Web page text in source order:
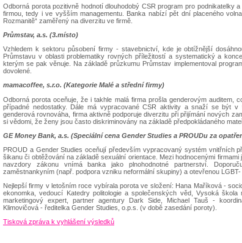
Odborná porota pozitivně hodnotí dlouhodobý CSR program pro
firmou, tedy i ve vyšším managementu. Banka nabízí pět dní placeného
Rozmanitě“ zaměřený na diverzitu ve firmě.
Průmstav, a.s. (3.místo)
Vzhledem k sektoru působení firmy - stavebnictví, kde je obtížnější
Průmstavu v oblasti problematiky rovných příležitostí a systematický a
kterým se pak věnuje. Na základě průzkumu Průmstav implementoval
dovolené.
mamacoffee, s.r.o. (Kategorie Malé a střední firmy)
Odborná porota oceňuje, že i takhle malá firma prošla genderovým
případné nedostatky. Dále má vypracované CSR aktivity a snaží se být v
genderová rovnováha, firma aktivně podporuje diverzitu při přijímání nových
si vědomi, že ženy jsou často diskriminovány na základě předpokládaného
GE Money Bank, a.s. (Speciální cena Gender Studies a PROUDu za
PROUD a Gender Studies oceňují především vypracovaný systém vnitřních
šikanu či obtěžování na základě sexuální orientace. Mezi hodnocenými
navzdory zákonu vnímá banka jako plnohodnotné partnerství.
zaměstnankyním (např. podpora vzniku neformální skupiny) a otevřenou
Nejlepší firmy v letošním roce vybírala porota ve složení: Hana Maříková -
ekonomka, vedoucí Katedry politologie a společenských věd, Vysoká
marketingový expert, partner agentury Dark Side, Michael Tauš -
Klimovičová - ředitelka Gender Studies, o.p.s. (v době zasedání poroty).
Tisková zpráva k vyhlášení výsledků